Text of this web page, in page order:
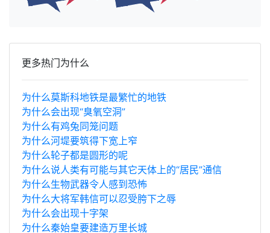
更多热门为什么
为什么莫斯科地铁是最繁忙的地铁
为什么会出现“臭氧空洞”
为什么有鸡兔同笼问题
为什么河堤要筑得下宽上窄
为什么轮子都是圆形的呢
为什么说人类有可能与其它天体上的“居民”通信
为什么生物武器令人感到恐怖
为什么大将军韩信可以忍受胯下之辱
为什么会出现十字架
为什么秦始皇要建造万里长城